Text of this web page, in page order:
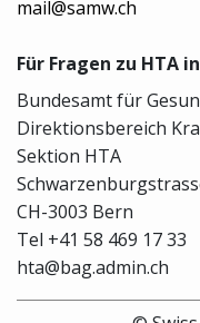
mail@samw.ch
Für Fragen zu HTA
Bundesamt für
Direktionsbereich
Sektion HTA
CH-3003 Bern
Tel +41 58 469 17 33
hta@bag.admin.ch